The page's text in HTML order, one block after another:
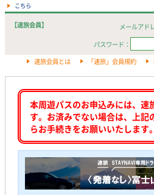
こちら
【速旅会員】
メールアド
パスワード：
速旅会員とは 「速旅」会員規約
本周遊パスのお申込みには、速
す。お済みでない場合は、上記
らお手続きをお願いいたします。